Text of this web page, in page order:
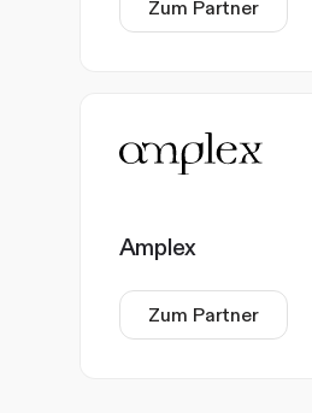
Zum Partner
Amplex
Zum Partner